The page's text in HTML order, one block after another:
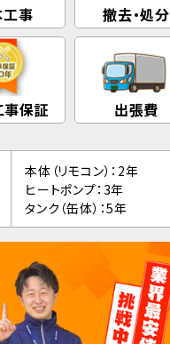
事 撤去・処分
保証 出張費
本体（リモコン）：2年
ヒートポンプ：3年
タンク（缶体）：5年